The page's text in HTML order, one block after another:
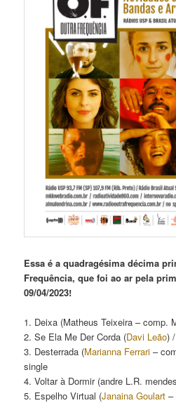
Essa é a quadragésima décima
Frequência, que foi ao ar pela
09/04/2023!
1. Deixa (Matheus Teixeira – comp.
2. Se Ela Me Der Corda (Davi Leão)
3. Desterrada (Marianna Ferrari –
single
4. Voltar à Dormir (andre L.R.
5. Espelho Virtual (Janaina Goulart –